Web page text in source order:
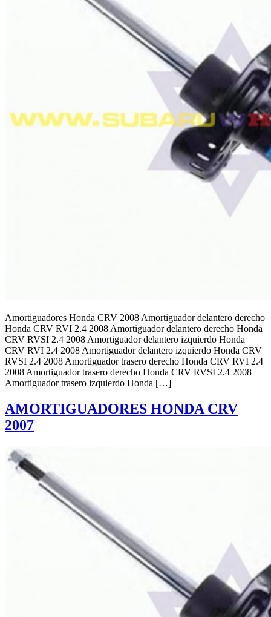
Amortiguadores Honda CRV 2008 Amortiguador delantero derecho
Honda CRV RVI 2.4 2008 Amortiguador delantero derecho Honda
CRV RVSI 2.4 2008 Amortiguador delantero izquierdo Honda
CRV RVI 2.4 2008 Amortiguador delantero izquierdo Honda CRV
RVSI 2.4 2008 Amortiguador trasero derecho Honda CRV RVI 2.4
2008 Amortiguador trasero derecho Honda CRV RVSI 2.4 2008
Amortiguador trasero izquierdo Honda […]
AMORTIGUADORES HONDA CRV
2007